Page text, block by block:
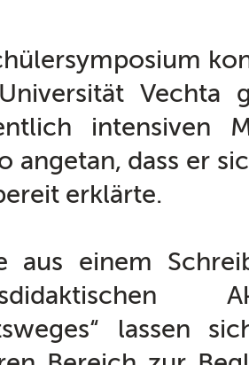
Vechta
intensiven
angetan, dass er
erklärte.
aus einem
lassen